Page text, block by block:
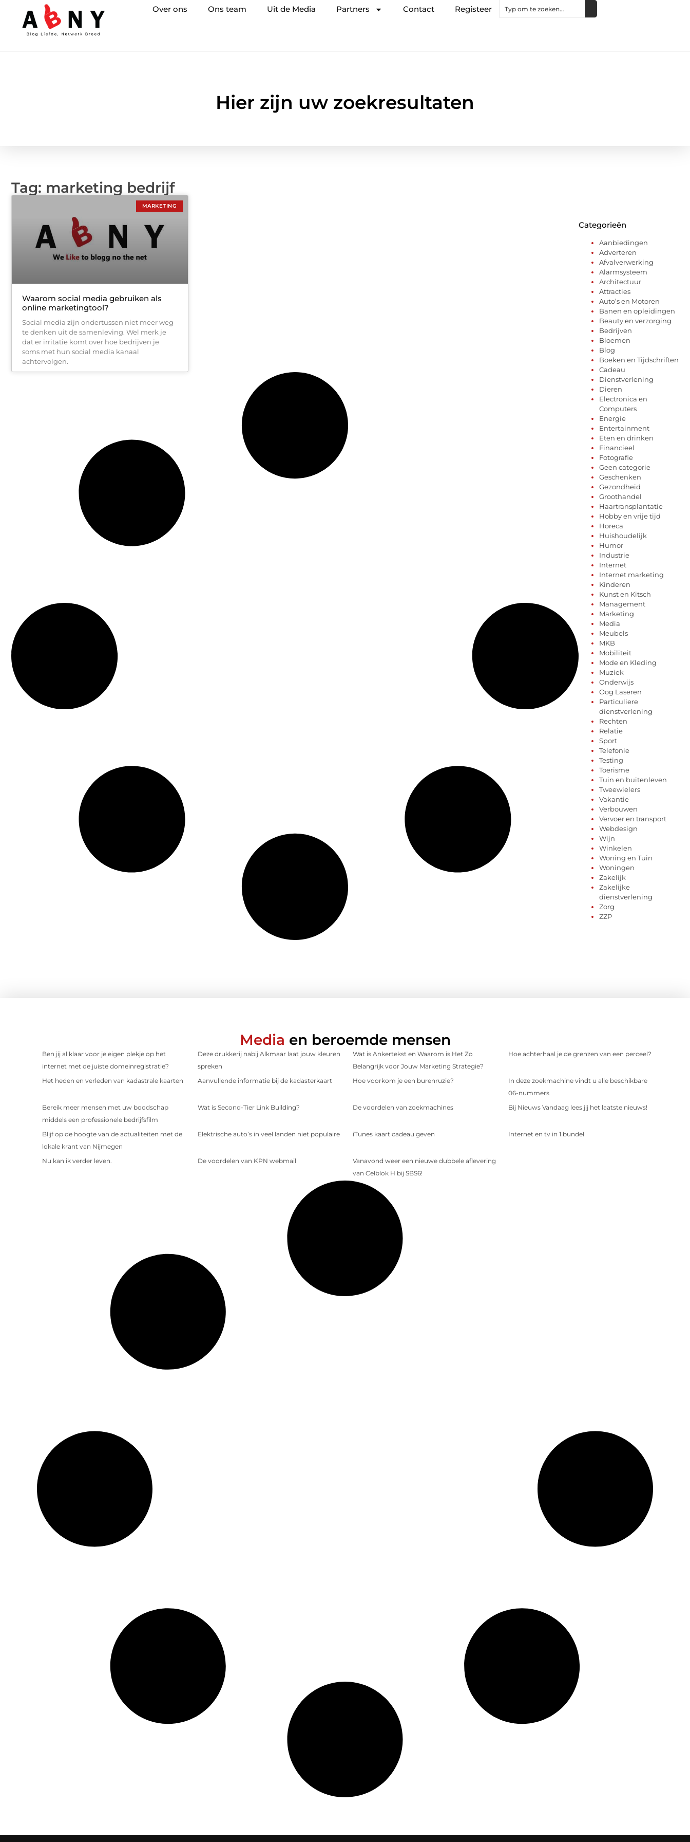
Over ons Ons team Uit de Media Partners Contact Registeer
Hier zijn uw zoekresultaten
Tag: marketing bedrijf
MARKETING
Waarom social media gebruiken als
online marketingtool?
Social media zijn ondertussen niet meer weg
te denken uit de samenleving. Wel merk je
dat er irritatie komt over hoe bedrijven je
soms met hun social media kanaal
achtervolgen.
Categorieën
Aanbiedingen
Adverteren
Afvalverwerking
Alarmsysteem
Architectuur
Attracties
Auto’s en Motoren
Banen en opleidingen
Beauty en verzorging
Bedrijven
Bloemen
Blog
Boeken en Tijdschriften
Cadeau
Dienstverlening
Dieren
Electronica en
Computers
Energie
Entertainment
Eten en drinken
Financieel
Fotografie
Geen categorie
Geschenken
Gezondheid
Groothandel
Haartransplantatie
Hobby en vrije tijd
Horeca
Huishoudelijk
Humor
Industrie
Internet
Internet marketing
Kinderen
Kunst en Kitsch
Management
Marketing
Media
Meubels
MKB
Mobiliteit
Mode en Kleding
Muziek
Onderwijs
Oog Laseren
Particuliere
dienstverlening
Rechten
Relatie
Sport
Telefonie
Testing
Toerisme
Tuin en buitenleven
Tweewielers
Vakantie
Verbouwen
Vervoer en transport
Webdesign
Wijn
Winkelen
Woning en Tuin
Woningen
Zakelijk
Zakelijke
dienstverlening
Zorg
ZZP
Media en beroemde mensen
Ben jij al klaar voor je eigen plekje op het
internet met de juiste domeinregistratie?
Deze drukkerij nabij Alkmaar laat jouw kleuren
spreken
Wat is Ankertekst en Waarom is Het Zo
Belangrijk voor Jouw Marketing Strategie?
Hoe achterhaal je de grenzen van een perceel?
Het heden en verleden van kadastrale kaarten Aanvullende informatie bij de kadasterkaart Hoe voorkom je een burenruzie?
In deze zoekmachine vindt u alle beschikbare
06-nummers
Bereik meer mensen met uw boodschap
middels een professionele bedrijfsfilm
Wat is Second-Tier Link Building? De voordelen van zoekmachines Bij Nieuws Vandaag lees jij het laatste nieuws!
Blijf op de hoogte van de actualiteiten met de
lokale krant van Nijmegen
Elektrische auto’s in veel landen niet populaire iTunes kaart cadeau geven Internet en tv in 1 bundel
Nu kan ik verder leven. De voordelen van KPN webmail
Vanavond weer een nieuwe dubbele aflevering
van Celblok H bij SBS6!